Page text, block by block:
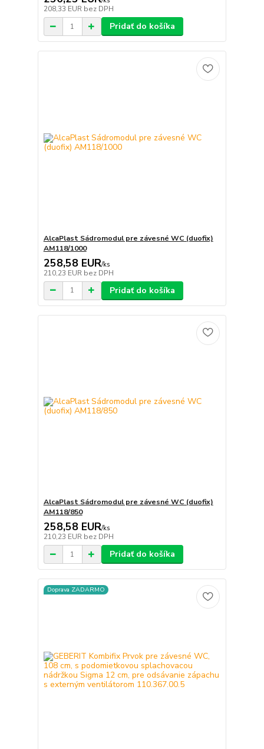
208,33 EUR bez DPH
Pridať do košíka
AlcaPlast Sádromodul pre závesné WC (duofix)
AM118/1000
258,58 EUR/ks
210,23 EUR bez DPH
Pridať do košíka
AlcaPlast Sádromodul pre závesné WC (duofix)
AM118/850
258,58 EUR/ks
210,23 EUR bez DPH
Pridať do košíka
Doprava ZADARMO